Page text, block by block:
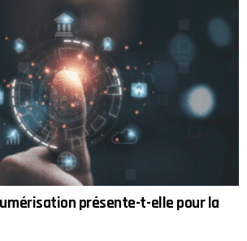
présente-t-elle pour la